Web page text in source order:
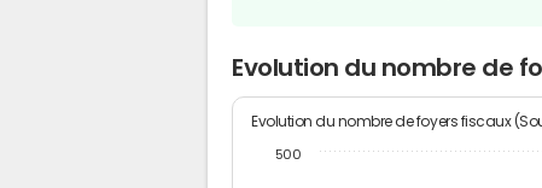
Evolution du nombre de
Evolution du nombre de foyers fiscaux
500